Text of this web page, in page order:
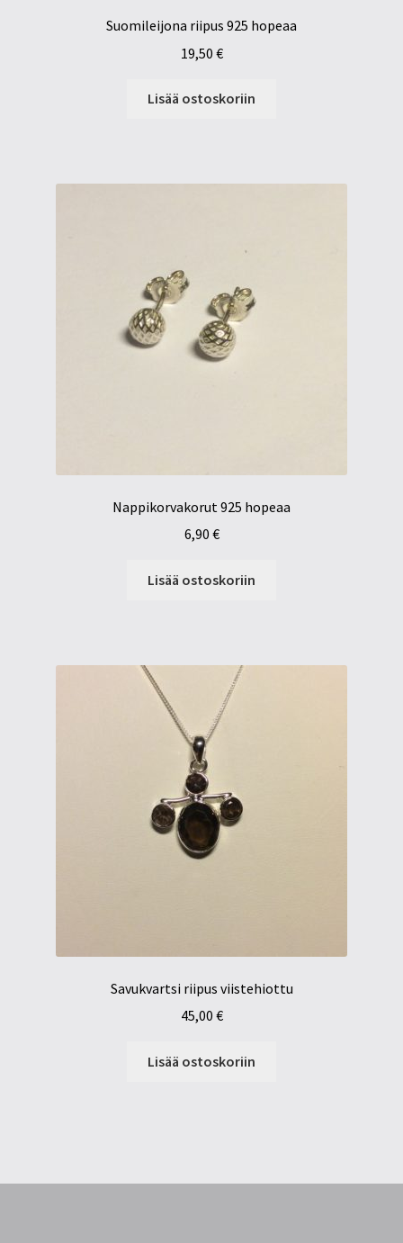
Suomileijona riipus 925 hopeaa
19,50 €
Lisää ostoskoriin
Nappikorvakorut 925 hopeaa
6,90 €
Lisää ostoskoriin
Savukvartsi riipus viistehiottu
45,00 €
Lisää ostoskoriin